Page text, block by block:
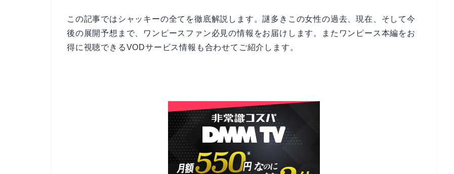
この記事ではシャッキーの全てを徹底解説します。謎多きこの女性の過去、現在、そして今
後の展開予想まで、ワンピースファン必見の情報をお届けします。またワンピース本編をお
得に視聴できるVODサービス情報も合わせてご紹介します。